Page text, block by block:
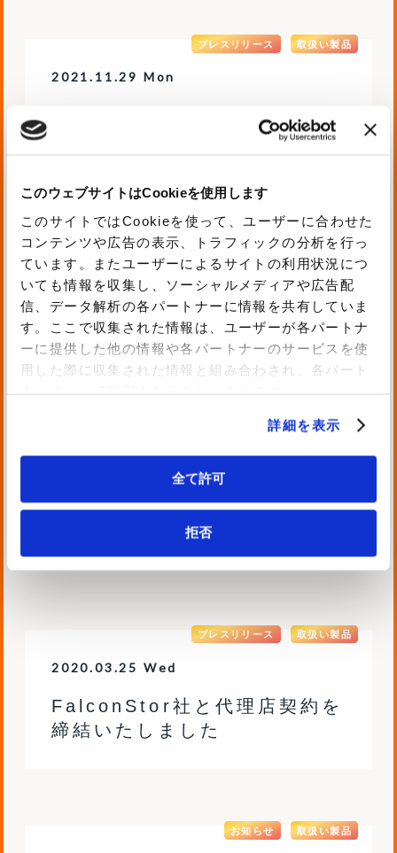
このウェブサイトはCookieを使用します
このサイトではCookieを使って、ユーザーに合わせた
コンテンツや広告の表示、トラフィックの分析を行っ
ています。またユーザーによるサイトの利用状況につ
いても情報を収集し、ソーシャルメディアや広告配
信、データ解析の各パートナーに情報を共有していま
す。ここで収集された情報は、ユーザーが各パートナ
ーに提供した他の情報や各パートナーのサービスを使
用した際に収集された情報と組み合わされ、各パート
詳細を表示
全て許可
拒否
2021.11.29 Mon
プレスリリース 取扱い製品
Corezero Pte.Ltd.社との販
売代理店契約締結のお知らせ
2020.11.27 Fri #セミナー
お知らせ 取扱い製品
「Boxを活用した業務改革」
Webセミナーのお知らせ
Boxデータ移行支援サービス
の提供を開始しました
2020.03.25 Wed
プレスリリース 取扱い製品
FalconStor社と代理店契約を
締結いたしました
お知らせ 取扱い製品